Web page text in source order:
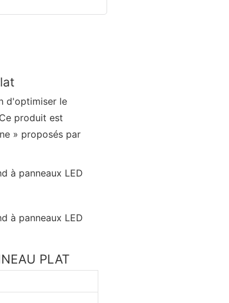
d'optimiser le
produit est
» proposés par
PLAT